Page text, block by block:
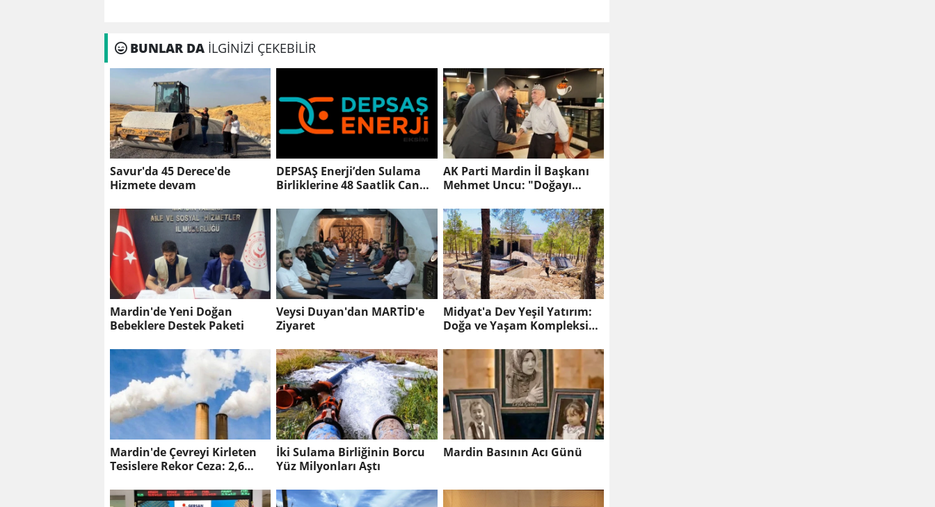
BUNLAR DA İLGİNİZİ ÇEKEBİLİR
Savur'da 45 Derece'de
Hizmete devam
DEPSAŞ Enerji’den Sulama
Birliklerine 48 Saatlik Can
AK Parti Mardin İl Başkanı
Mehmet Uncu: "Doğayı
Korumaktır"
Mardin'de Yeni Doğan
Bebeklere Destek Paketi
Veysi Duyan'dan MARTİD'e
Ziyaret
Midyat'a Dev Yeşil Yatırım:
Doğa ve Yaşam Kompleksi
Mardin'de Çevreyi Kirleten
Tesislere Rekor Ceza: 2,6
İki Sulama Birliğinin Borcu
Yüz Milyonları Aştı
Mardin Basının Acı Günü